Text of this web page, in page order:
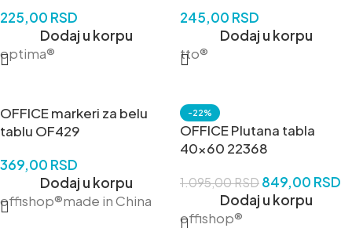
225,00 RSD
Dodaj u korpu
optima®
245,00 RSD
Dodaj u korpu
tto®
OFFICE markeri za belu
tablu OF429
369,00 RSD
Dodaj u korpu
offishop®made in China
-22%
OFFICE Plutana tabla
40×60 22368
1.095,00RSD 849,00 RSD
Dodaj u korpu
offishop®